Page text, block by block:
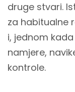
druge stvari.
za habitualne
i, jednom
namjere,
kontrole.